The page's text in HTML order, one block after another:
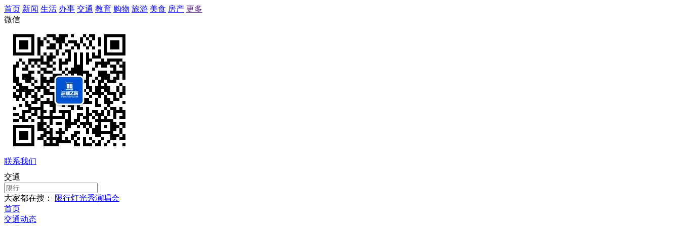
首页 新闻 生活 办事 交通 教育 购物 旅游 美食 房产 更多
微信
联系我们
交通
大家都在搜： 限行灯光秀演唱会
首页
交通动态